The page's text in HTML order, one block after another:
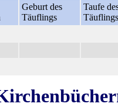
Geburt des
Täuflings
Taufe
Täuflings